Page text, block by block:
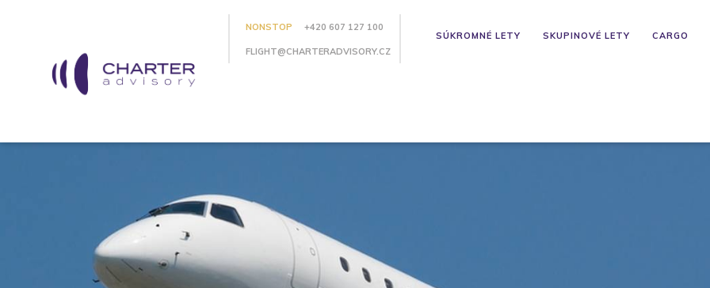
NONSTOP +420 607 127 100
FLIGHT@CHARTERADVISORY.CZ
SÚKROMNÉ LETY SKUPINOVÉ LETY CARGO